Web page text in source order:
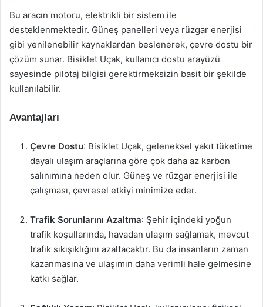
Bu aracın motoru, elektrikli bir sistem ile
desteklenmektedir. Güneş panelleri veya rüzgar enerjisi
gibi yenilenebilir kaynaklardan beslenerek, çevre dostu bir
çözüm sunar. Bisiklet Uçak, kullanıcı dostu arayüzü
sayesinde pilotaj bilgisi gerektirmeksizin basit bir şekilde
kullanılabilir.
Avantajları
Çevre Dostu: Bisiklet Uçak, geleneksel yakıt tüketime
dayalı ulaşım araçlarına göre çok daha az karbon
salınımına neden olur. Güneş ve rüzgar enerjisi ile
çalışması, çevresel etkiyi minimize eder.
Trafik Sorunlarını Azaltma: Şehir içindeki yoğun
trafik koşullarında, havadan ulaşım sağlamak, mevcut
trafik sıkışıklığını azaltacaktır. Bu da insanların zaman
kazanmasına ve ulaşımın daha verimli hale gelmesine
katkı sağlar.